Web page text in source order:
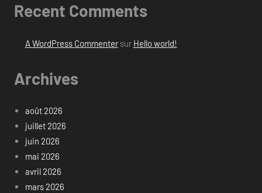
Recent Comments
A WordPress Commentersur Hello world!
Archives
août 2026
juillet 2026
juin 2026
mai 2026
avril 2026
mars 2026